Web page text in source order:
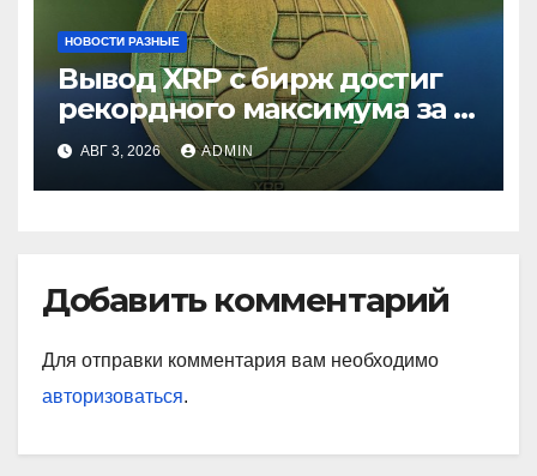
НОВОСТИ РАЗНЫЕ
Вывод XRP с бирж достиг
рекордного максимума за 5
летАВГ 3, 2026 ADMIN
Добавить комментарий
Для отправки комментария вам необходимо
авторизоваться.